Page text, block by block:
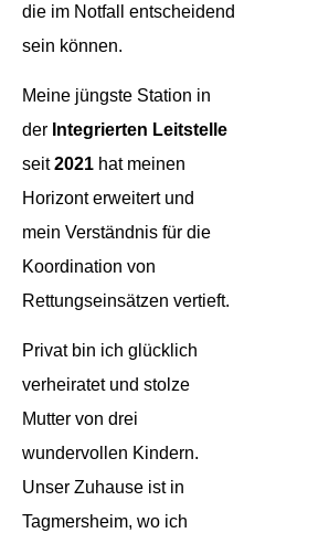
die im Notfall entscheidend
sein können.
Meine jüngste Station in
der Integrierten Leitstelle
seit2021 hat meinen
Horizont erweitert und
mein Verständnis für die
Koordination von
Rettungseinsätzen vertieft.
Privat bin ich glücklich
verheiratet und stolze
Mutter von drei
wundervollen Kindern.
Unser Zuhause ist in
Tagmersheim, wo ich